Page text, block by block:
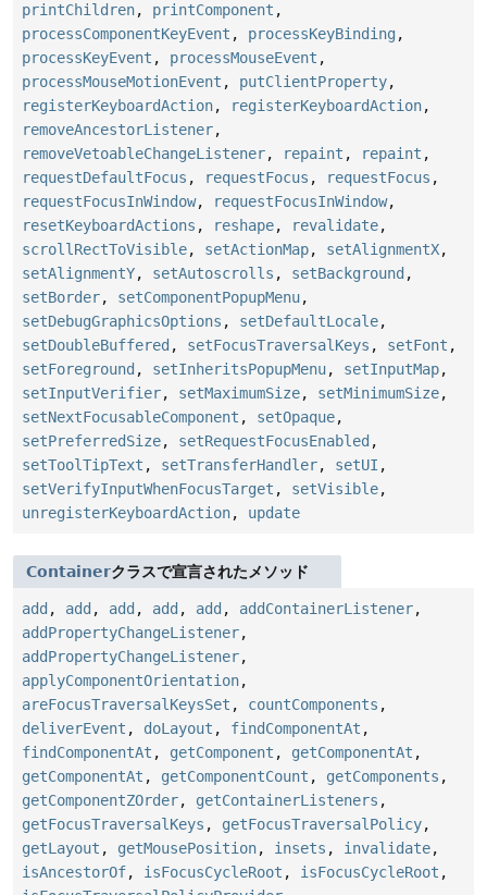
printChildren, printComponent ,
processComponentKeyEvent , processKeyBinding ,
processKeyEvent , processMouseEvent ,
processMouseMotionEvent , putClientProperty,
registerKeyboardAction, registerKeyboardAction,
removeAncestorListener,
removeVetoableChangeListener, repaint , repaint ,
requestDefaultFocus , requestFocus , requestFocus ,
requestFocusInWindow, requestFocusInWindow,
resetKeyboardActions , reshape, revalidate,
scrollRectToVisible, setActionMap, setAlignmentX,
setAlignmentY, setAutoscrolls , setBackground ,
setBorder, setComponentPopupMenu,
setDebugGraphicsOptions , setDefaultLocale,
setDoubleBuffered , setFocusTraversalKeys , setFont ,
setForeground , setInheritsPopupMenu, setInputMap,
setInputVerifier, setMaximumSize, setMinimumSize,
setNextFocusableComponent , setOpaque,
setPreferredSize, setRequestFocusEnabled ,
setToolTipText , setTransferHandler, setUI ,
setVerifyInputWhenFocusTarget , setVisible,
unregisterKeyboardAction, update
Containerクラスで宣言されたメソッド
add , add , add , add , add , addContainerListener,
addPropertyChangeListener,
addPropertyChangeListener,
applyComponentOrientation,
areFocusTraversalKeysSet , countComponents ,
deliverEvent , doLayout , findComponentAt ,
findComponentAt , getComponent , getComponentAt ,
getComponentAt , getComponentCount , getComponents ,
getComponentZOrder, getContainerListeners ,
getFocusTraversalKeys , getFocusTraversalPolicy,
getLayout , getMousePosition, insets , invalidate,
isAncestorOf, isFocusCycleRoot , isFocusCycleRoot ,